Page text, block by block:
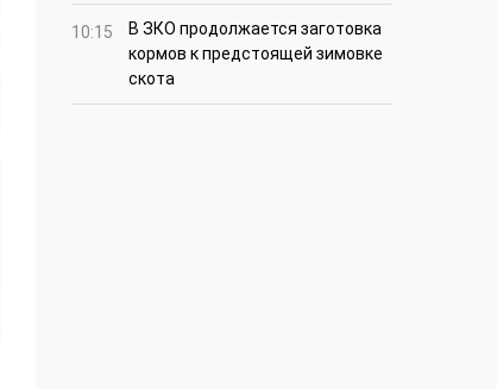
10:15
В ЗКО продолжается заготовка
кормов к предстоящей зимовке
скота